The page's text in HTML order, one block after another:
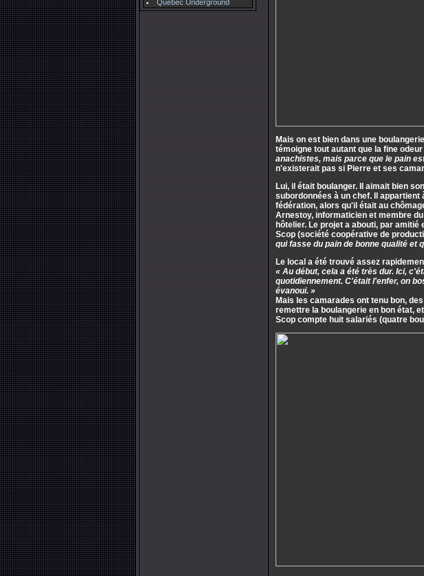
Quebec Underground
Mais on est bien dans une
témoigne tout autant que la fine
anachistes, mais parce que le pain
n'existerait pas si Pierre et ses
Lui, il était boulanger. Il aimait bien
subordonnées à un chef. Il appartient
fédération, alors qu'il était au
Arnestoy, informaticien et membre
hôtelier. Le projet a abouti, par
Scop (société coopérative de
qui fasse du pain de bonne qualité et
Le local a été trouvé assez
« Au début, cela a été très dur. Ici,
quotidiennement. C'était l'enfer, on
évanoui. »
Mais les camarades ont tenu bon,
remettre la boulangerie en bon état,
Scop compte huit salariés (quatre